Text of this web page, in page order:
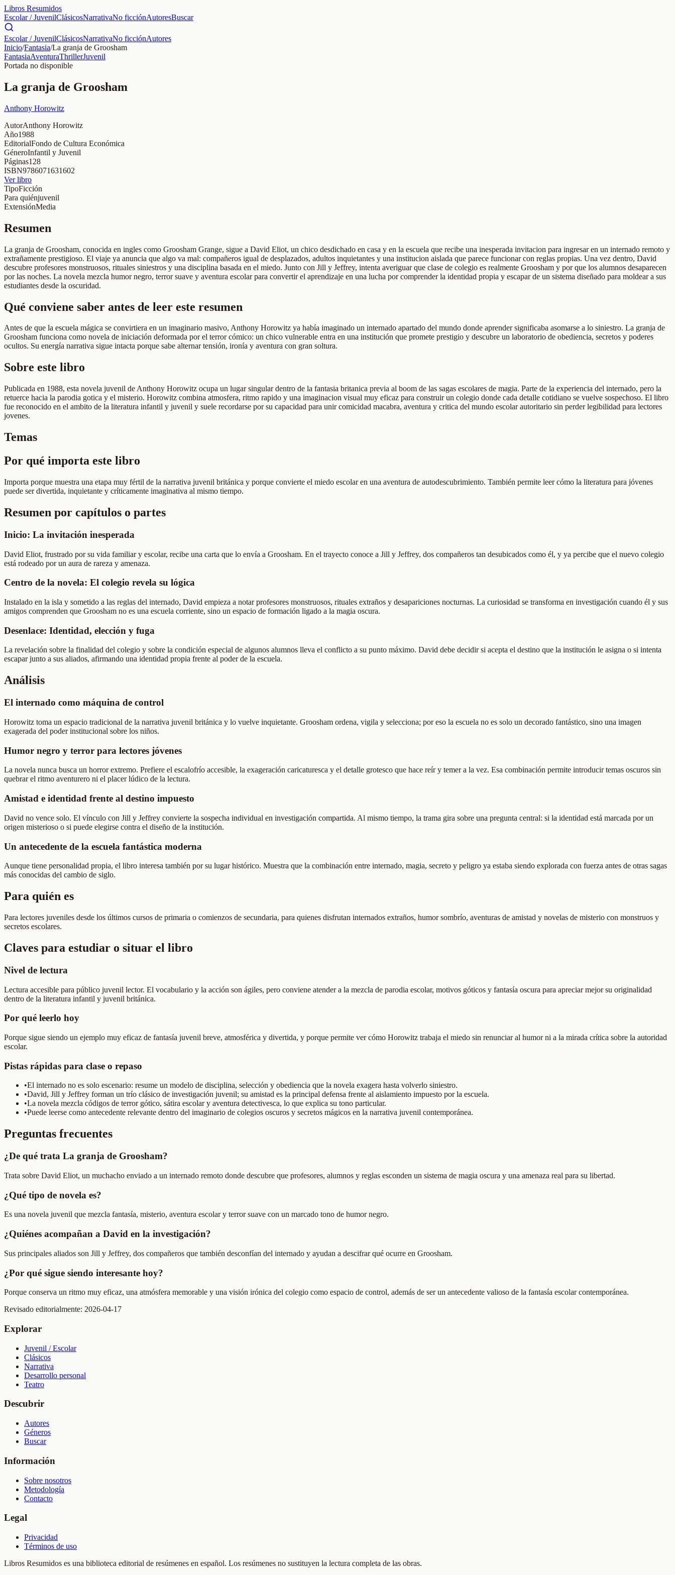
Libros Resumidos
Escolar / JuvenilClásicosNarrativaNo ficciónAutoresBuscar
Escolar / JuvenilClásicosNarrativaNo ficciónAutores
Inicio/Fantasia/La granja de Groosham
FantasiaAventuraThrillerJuvenil
Portada no disponible
La granja de Groosham
Anthony Horowitz
AutorAnthony Horowitz
Año1988
EditorialFondo de Cultura Económica
GéneroInfantil y Juvenil
Páginas128
ISBN9786071631602
Ver libro
TipoFicción
Para quiénjuvenil
ExtensiónMedia
Resumen
La granja de Groosham, conocida en ingles como Groosham Grange, sigue a David Eliot, un chico desdichado en casa y en la escuela que recibe una inesperada invitacion para ingresar en un internado remoto y
extrañamente prestigioso. El viaje ya anuncia que algo va mal: compañeros igual de desplazados, adultos inquietantes y una institucion aislada que parece funcionar con reglas propias. Una vez dentro, David
descubre profesores monstruosos, rituales siniestros y una disciplina basada en el miedo. Junto con Jill y Jeffrey, intenta averiguar que clase de colegio es realmente Groosham y por que los alumnos desaparecen
por las noches. La novela mezcla humor negro, terror suave y aventura escolar para convertir el aprendizaje en una lucha por comprender la identidad propia y escapar de un sistema diseñado para moldear a sus
estudiantes desde la oscuridad.
Qué conviene saber antes de leer este resumen
Antes de que la escuela mágica se convirtiera en un imaginario masivo, Anthony Horowitz ya había imaginado un internado apartado del mundo donde aprender significaba asomarse a lo siniestro. La granja de
Groosham funciona como novela de iniciación deformada por el terror cómico: un chico vulnerable entra en una institución que promete prestigio y descubre un laboratorio de obediencia, secretos y poderes
ocultos. Su energía narrativa sigue intacta porque sabe alternar tensión, ironía y aventura con gran soltura.
Sobre este libro
Publicada en 1988, esta novela juvenil de Anthony Horowitz ocupa un lugar singular dentro de la fantasia britanica previa al boom de las sagas escolares de magia. Parte de la experiencia del internado, pero la
retuerce hacia la parodia gotica y el misterio. Horowitz combina atmosfera, ritmo rapido y una imaginacion visual muy eficaz para construir un colegio donde cada detalle cotidiano se vuelve sospechoso. El libro
fue reconocido en el ambito de la literatura infantil y juvenil y suele recordarse por su capacidad para unir comicidad macabra, aventura y critica del mundo escolar autoritario sin perder legibilidad para lectores
jovenes.
Temas
Por qué importa este libro
Importa porque muestra una etapa muy fértil de la narrativa juvenil británica y porque convierte el miedo escolar en una aventura de autodescubrimiento. También permite leer cómo la literatura para jóvenes
puede ser divertida, inquietante y críticamente imaginativa al mismo tiempo.
Resumen por capítulos o partes
Inicio: La invitación inesperada
David Eliot, frustrado por su vida familiar y escolar, recibe una carta que lo envía a Groosham. En el trayecto conoce a Jill y Jeffrey, dos compañeros tan desubicados como él, y ya percibe que el nuevo colegio
está rodeado por un aura de rareza y amenaza.
Centro de la novela: El colegio revela su lógica
Instalado en la isla y sometido a las reglas del internado, David empieza a notar profesores monstruosos, rituales extraños y desapariciones nocturnas. La curiosidad se transforma en investigación cuando él y sus
amigos comprenden que Groosham no es una escuela corriente, sino un espacio de formación ligado a la magia oscura.
Desenlace: Identidad, elección y fuga
La revelación sobre la finalidad del colegio y sobre la condición especial de algunos alumnos lleva el conflicto a su punto máximo. David debe decidir si acepta el destino que la institución le asigna o si intenta
escapar junto a sus aliados, afirmando una identidad propia frente al poder de la escuela.
Análisis
El internado como máquina de control
Horowitz toma un espacio tradicional de la narrativa juvenil británica y lo vuelve inquietante. Groosham ordena, vigila y selecciona; por eso la escuela no es solo un decorado fantástico, sino una imagen
exagerada del poder institucional sobre los niños.
Humor negro y terror para lectores jóvenes
La novela nunca busca un horror extremo. Prefiere el escalofrío accesible, la exageración caricaturesca y el detalle grotesco que hace reír y temer a la vez. Esa combinación permite introducir temas oscuros sin
quebrar el ritmo aventurero ni el placer lúdico de la lectura.
Amistad e identidad frente al destino impuesto
David no vence solo. El vínculo con Jill y Jeffrey convierte la sospecha individual en investigación compartida. Al mismo tiempo, la trama gira sobre una pregunta central: si la identidad está marcada por un
origen misterioso o si puede elegirse contra el diseño de la institución.
Un antecedente de la escuela fantástica moderna
Aunque tiene personalidad propia, el libro interesa también por su lugar histórico. Muestra que la combinación entre internado, magia, secreto y peligro ya estaba siendo explorada con fuerza antes de otras sagas
más conocidas del cambio de siglo.
Para quién es
Para lectores juveniles desde los últimos cursos de primaria o comienzos de secundaria, para quienes disfrutan internados extraños, humor sombrío, aventuras de amistad y novelas de misterio con monstruos y
secretos escolares.
Claves para estudiar o situar el libro
Nivel de lectura
Lectura accesible para público juvenil lector. El vocabulario y la acción son ágiles, pero conviene atender a la mezcla de parodia escolar, motivos góticos y fantasía oscura para apreciar mejor su originalidad
dentro de la literatura infantil y juvenil británica.
Por qué leerlo hoy
Porque sigue siendo un ejemplo muy eficaz de fantasía juvenil breve, atmosférica y divertida, y porque permite ver cómo Horowitz trabaja el miedo sin renunciar al humor ni a la mirada crítica sobre la autoridad
escolar.
Pistas rápidas para clase o repaso
•El internado no es solo escenario: resume un modelo de disciplina, selección y obediencia que la novela exagera hasta volverlo siniestro.
•David, Jill y Jeffrey forman un trío clásico de investigación juvenil; su amistad es la principal defensa frente al aislamiento impuesto por la escuela.
•La novela mezcla códigos de terror gótico, sátira escolar y aventura detectivesca, lo que explica su tono particular.
•Puede leerse como antecedente relevante dentro del imaginario de colegios oscuros y secretos mágicos en la narrativa juvenil contemporánea.
Preguntas frecuentes
¿De qué trata La granja de Groosham?
Trata sobre David Eliot, un muchacho enviado a un internado remoto donde descubre que profesores, alumnos y reglas esconden un sistema de magia oscura y una amenaza real para su libertad.
¿Qué tipo de novela es?
Es una novela juvenil que mezcla fantasía, misterio, aventura escolar y terror suave con un marcado tono de humor negro.
¿Quiénes acompañan a David en la investigación?
Sus principales aliados son Jill y Jeffrey, dos compañeros que también desconfían del internado y ayudan a descifrar qué ocurre en Groosham.
¿Por qué sigue siendo interesante hoy?
Porque conserva un ritmo muy eficaz, una atmósfera memorable y una visión irónica del colegio como espacio de control, además de ser un antecedente valioso de la fantasía escolar contemporánea.
Revisado editorialmente: 2026-04-17
Explorar
Juvenil / Escolar
Clásicos
Narrativa
Desarrollo personal
Teatro
Descubrir
Autores
Géneros
Buscar
Información
Sobre nosotros
Metodología
Contacto
Legal
Privacidad
Términos de uso
Libros Resumidos es una biblioteca editorial de resúmenes en español. Los resúmenes no sustituyen la lectura completa de las obras.